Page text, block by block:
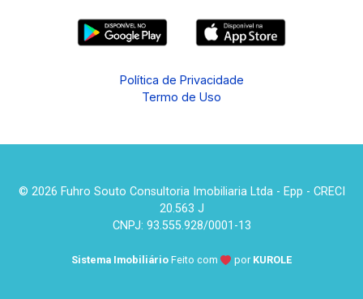
Política de Privacidade
Termo de Uso
© 2026 Fuhro Souto Consultoria Imobiliaria Ltda - Epp - CRECI
20.563 J
CNPJ: 93.555.928/0001-13
Sistema Imobiliário Feito com por KUROLE